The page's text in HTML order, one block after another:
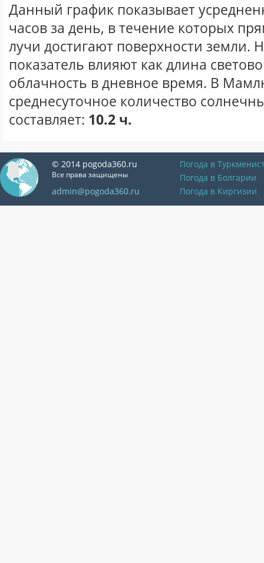
Данный график показывает
часов за день, в течение которых
лучи достигают поверхности земли.
показатель влияют как длина
облачность в дневное время. В
среднесуточное количество
составляет: 10.2 ч.
© 2014 pogoda360.ru
Все права защищены
admin@pogoda360.ru
Погода в
Погода в Болгарии
Погода в Киргизии